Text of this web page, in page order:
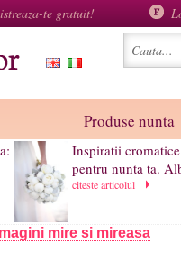
te gratuit!
Produse nunta
Inspiratii cromatice
pentru nunta ta.
citeste articolul
mire si mireasa